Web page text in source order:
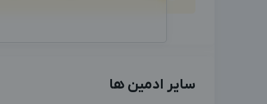
سایر ادمین ها